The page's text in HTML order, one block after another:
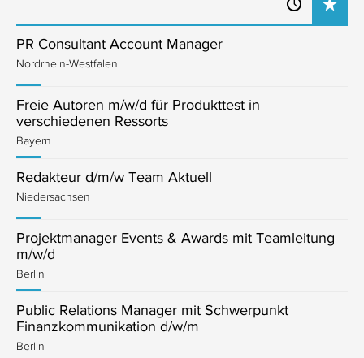
PR Consultant Account Manager
Nordrhein-Westfalen
Freie Autoren m/w/d für Produkttest in
verschiedenen Ressorts
Bayern
Redakteur d/m/w Team Aktuell
Niedersachsen
Projektmanager Events & Awards mit Teamleitung
m/w/d
Berlin
Public Relations Manager mit Schwerpunkt
Finanzkommunikation d/w/m
Berlin